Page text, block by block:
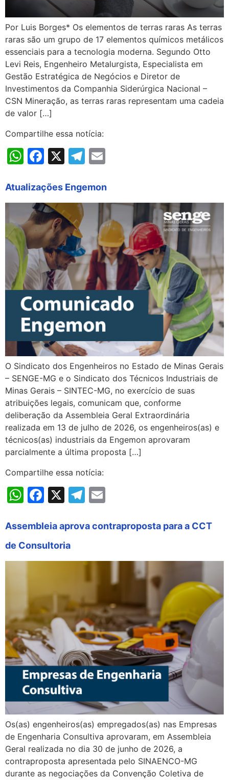
Por Luis Borges* Os elementos de terras raras As terras
raras são um grupo de 17 elementos químicos metálicos
essenciais para a tecnologia moderna. Segundo Otto
Levi Reis, Engenheiro Metalurgista, Especialista em
Gestão Estratégica de Negócios e Diretor de
Investimentos da Companhia Siderúrgica Nacional –
CSN Mineração, as terras raras representam uma cadeia
de valor […]
Compartilhe essa notícia:
WhatsApp
Facebook
X Telegram
Atualizações Engemon
O Sindicato dos Engenheiros no Estado de Minas Gerais
– SENGE-MG e o Sindicato dos Técnicos Industriais de
Minas Gerais – SINTEC-MG, no exercício de suas
atribuições legais, comunicam que, conforme
deliberação da Assembleia Geral Extraordinária
realizada em 13 de julho de 2026, os engenheiros(as) e
técnicos(as) industriais da Engemon aprovaram
parcialmente a última proposta […]
Compartilhe essa notícia:
WhatsApp
Facebook
X Telegram
Assembleia aprova contraproposta para a CCT
de Consultoria
Os(as) engenheiros(as) empregados(as) nas Empresas
de Engenharia Consultiva aprovaram, em Assembleia
Geral realizada no dia 30 de junho de 2026, a
contraproposta apresentada pelo SINAENCO-MG
durante as negociações da Convenção Coletiva de